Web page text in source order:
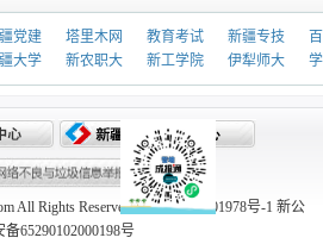
党建 塔里木网 教育考试 新疆专技
大学 新农职大 新工学院 伊犁师大
All Rights Reserved. 新ICP备10001978号-1 新公
备65290102000198号